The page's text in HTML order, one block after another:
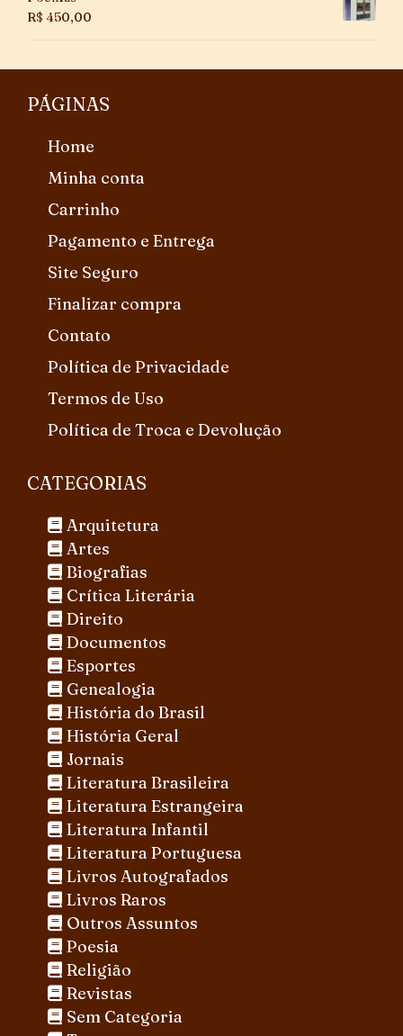
R$ 450,00
PÁGINAS
Home
Minha conta
Carrinho
Pagamento e Entrega
Site Seguro
Finalizar compra
Contato
Política de Privacidade
Termos de Uso
Política de Troca e Devolução
CATEGORIAS
Arquitetura
Artes
Biografias
Crítica Literária
Direito
Documentos
Esportes
Genealogia
História do Brasil
História Geral
Jornais
Literatura Brasileira
Literatura Estrangeira
Literatura Infantil
Literatura Portuguesa
Livros Autografados
Livros Raros
Outros Assuntos
Poesia
Religião
Revistas
Sem Categoria